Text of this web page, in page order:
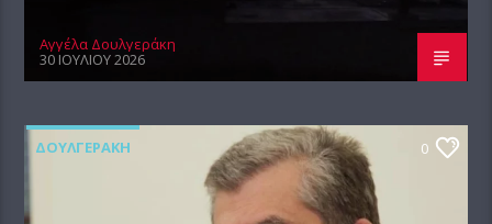
Αγγέλα Δουλγεράκη
30 ΙΟΥΛΊΟΥ 2026
ΔΟΥΛΓΕΡΆΚΗ 0